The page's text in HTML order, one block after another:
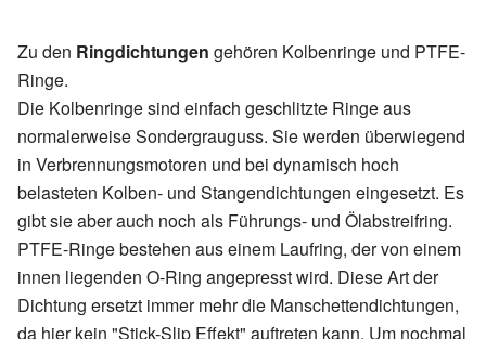
Zu den Ringdichtungen gehören Kolbenringe und PTFE-
Ringe.
Die Kolbenringe sind einfach geschlitzte Ringe aus
normalerweise Sondergrauguss. Sie werden überwiegend
in Verbrennungsmotoren und bei dynamisch hoch
belasteten Kolben- und Stangendichtungen eingesetzt. Es
gibt sie aber auch noch als Führungs- und Ölabstreifring.
PTFE-Ringe bestehen aus einem Laufring, der von einem
innen liegenden O-Ring angepresst wird. Diese Art der
Dichtung ersetzt immer mehr die Manschettendichtungen,
da hier kein "Stick-Slip Effekt" auftreten kann. Um nochmal